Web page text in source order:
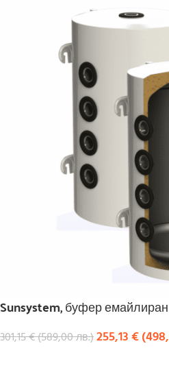
Sunsystem, буфер емайлиран
301,15€(589,00лв.)255,13€(